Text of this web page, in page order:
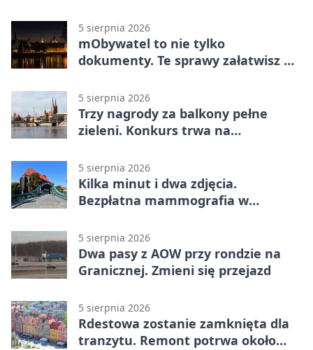
5 sierpnia 2026
mObywatel to nie tylko
dokumenty. Te sprawy załatwisz w
5 sierpnia 2026
Trzy nagrody za balkony pełne
zieleni. Konkurs trwa na
5 sierpnia 2026
Kilka minut i dwa zdjęcia.
Bezpłatna mammografia w
5 sierpnia 2026
Dwa pasy z AOW przy rondzie na
Granicznej. Zmieni się przejazd
5 sierpnia 2026
Rdestowa zostanie zamknięta dla
tranzytu. Remont potrwa około